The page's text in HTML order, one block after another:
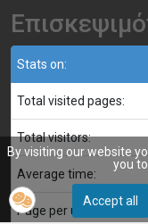
Stats on:
Total visited pages:
Total visitors:
Average time:
Page per user:
By visiting our website
you
Accept all